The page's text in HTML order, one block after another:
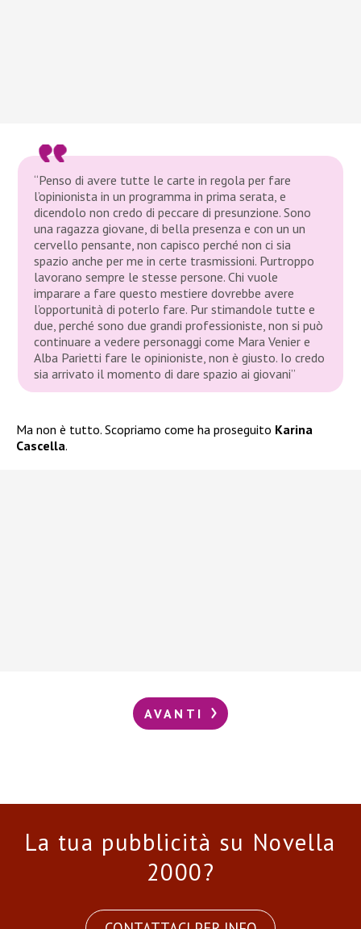
“Penso di avere tutte le carte in regola per fare
l’opinionista in un programma in prima serata, e
dicendolo non credo di peccare di presunzione. Sono
una ragazza giovane, di bella presenza e con un un
cervello pensante, non capisco perché non ci sia
spazio anche per me in certe trasmissioni. Purtroppo
lavorano sempre le stesse persone. Chi vuole
imparare a fare questo mestiere dovrebbe avere
l’opportunità di poterlo fare. Pur stimandole tutte e
due, perché sono due grandi professioniste, non si può
continuare a vedere personaggi come Mara Venier e
Alba Parietti fare le opinioniste, non è giusto. Io credo
sia arrivato il momento di dare spazio ai giovani”
Ma non è tutto. Scopriamo come ha proseguito Karina
Cascella.
AVANTI
La tua pubblicità su Novella
2000?